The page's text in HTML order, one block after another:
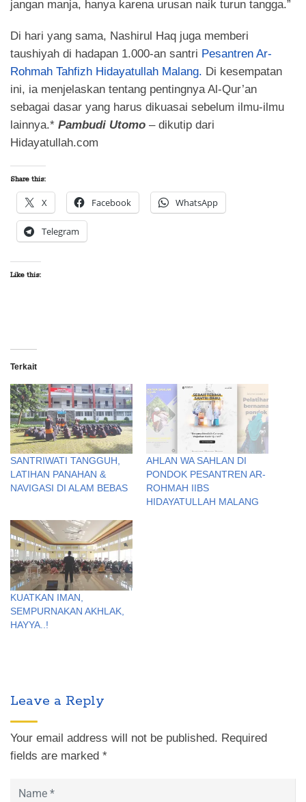
jangan manja, hanya karena urusan naik turun tangga.”
Di hari yang sama, Nashirul Haq juga memberi
taushiyah di hadapan 1.000-an santri Pesantren Ar-
Rohmah Tahfizh Hidayatullah Malang. Di kesempatan
ini, ia menjelaskan tentang pentingnya Al-Qur’an
sebagai dasar yang harus dikuasai sebelum ilmu-ilmu
lainnya.* Pambudi Utomo – dikutip dari
Hidayatullah.com
Share this:
X Facebook WhatsApp
Telegram
Like this:
Terkait
SANTRIWATI TANGGUH,
LATIHAN PANAHAN &
NAVIGASI DI ALAM BEBAS
AHLAN WA SAHLAN DI
PONDOK PESANTREN AR-
ROHMAH IIBS
HIDAYATULLAH MALANG
KUATKAN IMAN,
SEMPURNAKAN AKHLAK,
HAYYA..!
Leave a Reply
Your email address will not be published. Required
fields are marked *